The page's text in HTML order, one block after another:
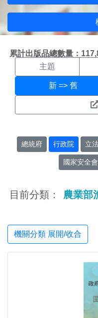
累計出版品總數量：
機關搜尋
主題
新 => 舊
總統府 行政院 立
國家安全
目前分類： 農業部
機關分類 展開/收合